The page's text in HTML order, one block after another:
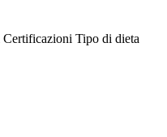
Certificazioni Tipo di dieta